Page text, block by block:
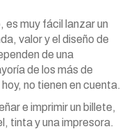
es muy fácil lanzar un
valor y el diseño de
de una
de los más de
no tienen en cuenta.
e imprimir un billete,
tinta y una impresora.